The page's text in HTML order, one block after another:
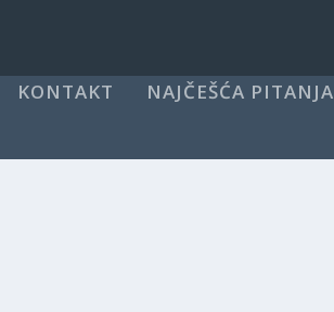
KONTAKT NAJČEŠĆA PITANJA